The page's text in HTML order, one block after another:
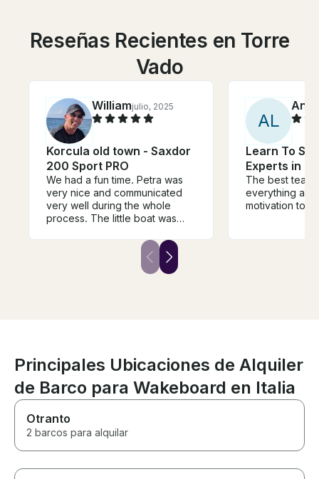
Reseñas Recientes en Torre
Vado
Williamjulio, 2025
Korcula old town - Saxdor
200 Sport PRO
We had a fun time. Petra was
very nice and communicated
very well during the whole
process. The little boat was
all the different little islands.
AL
Learn To
Experts in
The best
everything
motivation to
Principales Ubicaciones de Alquiler
de Barco para Wakeboard en Italia
Otranto
2 barcos para alquilar